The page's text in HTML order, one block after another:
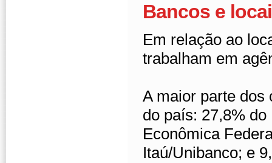
Bancos e
Em relação ao
trabalham em
A maior parte dos
do país: 27,8%
Econômica
Itaú/Unibanco; e